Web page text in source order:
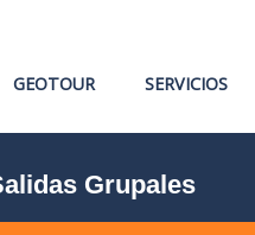
GEOTOUR SERVICIOS
Grupales